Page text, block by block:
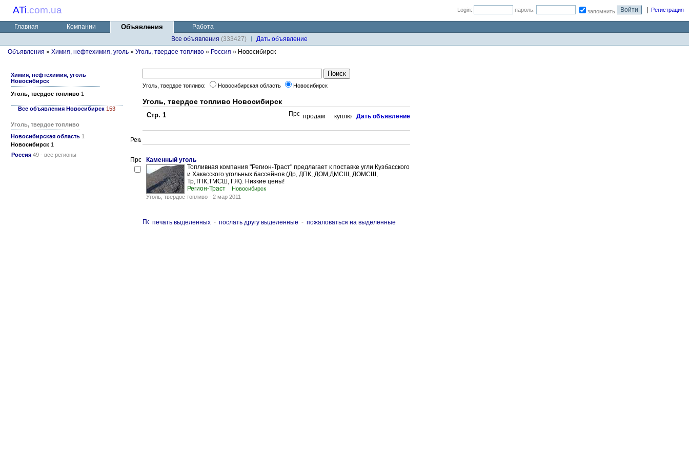
ATi.com.ua Login: пароль: запомнить Регистрация
Главная Компании Объявления
Работа
Все объявления (333427)
Дaть объявление
Объявления » Химия, нефтехимия, уголь » Уголь, твердое топливо » Россия » Новосибирск
Химия, нефтехимия, уголь
Новосибирск
Уголь, твердое топливо 1
Все объявления Новосибирск 153
Уголь, твердое топливо
Новосибирская область 1
Новосибирск 1
Россия 49 - все регионы
Уголь, твердое топливо: Новосибирская область Новосибирск
Уголь, твердое топливо Новосибирск
Стр. 1 продам куплю Дaть объявление
Каменный уголь
Топливная компания "Регион-Траст" предлагает к поставке угли Кузбасского
и Хакасского угольных бассейнов (Др, ДПК, ДОМ,ДМСШ, ДОМСШ,
Тр,ТПК,ТМСШ, ГЖ). Низкие цены!
Регион-Траст
Новосибирск
Уголь, твердое топливо - 2 мар 2011
печать выделенных - послать другу выделенные - пожаловаться на выделенные